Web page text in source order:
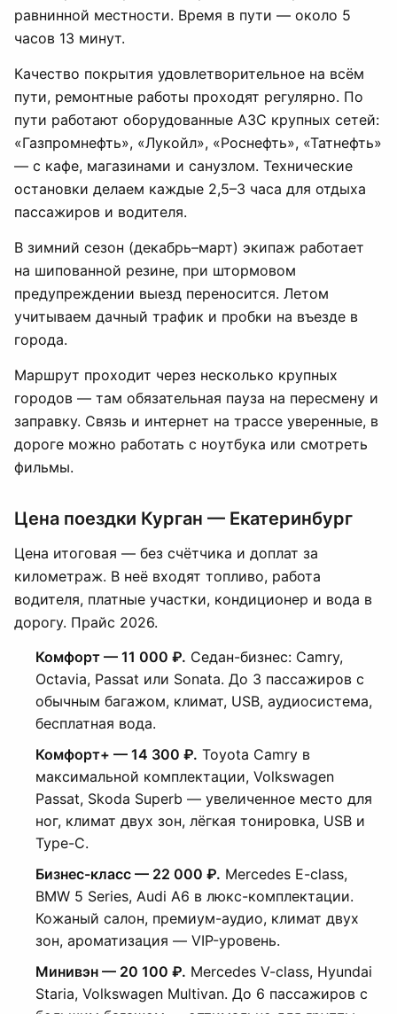
равнинной местности. Время в пути — около 5
часов 13 минут.
Качество покрытия удовлетворительное на всём
пути, ремонтные работы проходят регулярно. По
пути работают оборудованные АЗС крупных сетей:
«Газпромнефть», «Лукойл», «Роснефть», «Татнефть»
— с кафе, магазинами и санузлом. Технические
остановки делаем каждые 2,5–3 часа для отдыха
пассажиров и водителя.
В зимний сезон (декабрь–март) экипаж работает
на шипованной резине, при штормовом
предупреждении выезд переносится. Летом
учитываем дачный трафик и пробки на въезде в
города.
Маршрут проходит через несколько крупных
городов — там обязательная пауза на пересмену и
заправку. Связь и интернет на трассе уверенные, в
дороге можно работать с ноутбука или смотреть
фильмы.
Цена поездки Курган — Екатеринбург
Цена итоговая — без счётчика и доплат за
километраж. В неё входят топливо, работа
водителя, платные участки, кондиционер и вода в
дорогу. Прайс 2026.
Комфорт — 11 000 ₽. Седан-бизнес: Camry,
Octavia, Passat или Sonata. До 3 пассажиров с
обычным багажом, климат, USB, аудиосистема,
бесплатная вода.
Комфорт+ — 14 300 ₽. Toyota Camry в
максимальной комплектации, Volkswagen
Passat, Skoda Superb — увеличенное место для
ног, климат двух зон, лёгкая тонировка, USB и
Type-C.
Бизнес-класс — 22 000 ₽. Mercedes E-class,
BMW 5 Series, Audi A6 в люкс-комплектации.
Кожаный салон, премиум-аудио, климат двух
зон, ароматизация — VIP-уровень.
Минивэн — 20 100 ₽. Mercedes V-class, Hyundai
Staria, Volkswagen Multivan. До 6 пассажиров с